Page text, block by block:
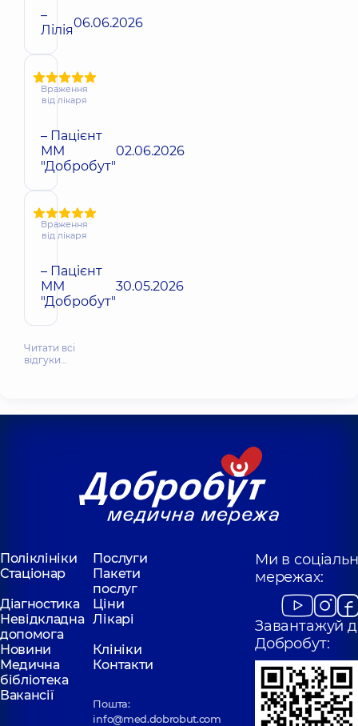
–
Лілія06.06.2026
Враження
від лікаря
– Пацієнт
ММ
"Добробут"
02.06.2026
Враження
від лікаря
– Пацієнт
ММ
"Добробут"
30.05.2026
Читати всі
відгуки…
Поліклініки
Послуги
Стаціонар
Пакети
послуг
Діагностика
Ціни
Невідкладна
допомога
Лікарі
Новини
Клініки
Медична
бібліотека
Контакти
Вакансії
Пошта:
info@med.dobrobut.com
Ми в
мережах:
Завантажуй
Добробут: